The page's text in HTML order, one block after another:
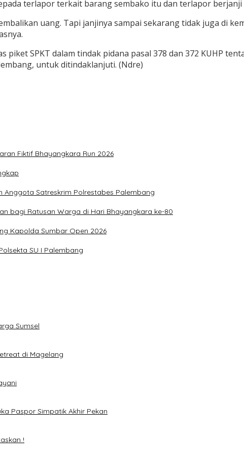
terlapor terkait barang sembako itu dan terlapor
uang. Tapi janjinya sampai sekarang tidak juga di
SPKT dalam tindak pidana pasal 378 dan 372 KUHP
untuk ditindaklanjuti. (Ndre)
Fiktif Bhayangkara Run 2026
Anggota Satreskrim Polrestabes Palembang
bagi Ratusan Warga di Hari Bhayangkara ke-80
Kapolda Sumbar Open 2026
SU I Palembang
Sumsel
di Magelang
Paspor Simpatik Akhir Pekan
!